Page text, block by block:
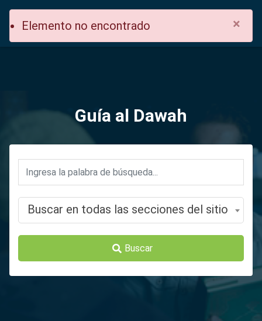
Elemento no encontrado ×
Guía al Dawah
Buscar en todas las secciones del sitio
Buscar